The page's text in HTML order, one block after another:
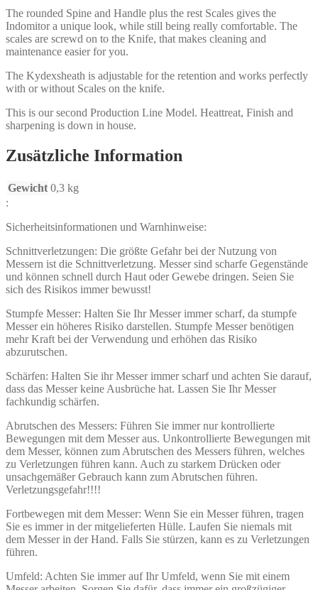
The rounded Spine and Handle plus the rest Scales gives the
Indomitor a unique look, while still being really comfortable. The
scales are screwd on to the Knife, that makes cleaning and
maintenance easier for you.
The Kydexsheath is adjustable for the retention and works perfectly
with or without Scales on the knife.
This is our second Production Line Model. Heattreat, Finish and
sharpening is down in house.
Zusätzliche Information
Gewicht 0,3 kg
:
Sicherheitsinformationen und Warnhinweise:
Schnittverletzungen: Die größte Gefahr bei der Nutzung von
Messern ist die Schnittverletzung. Messer sind scharfe Gegenstände
und können schnell durch Haut oder Gewebe dringen. Seien Sie
sich des Risikos immer bewusst!
Stumpfe Messer: Halten Sie Ihr Messer immer scharf, da stumpfe
Messer ein höheres Risiko darstellen. Stumpfe Messer benötigen
mehr Kraft bei der Verwendung und erhöhen das Risiko
abzurutschen.
Schärfen: Halten Sie ihr Messer immer scharf und achten Sie darauf,
dass das Messer keine Ausbrüche hat. Lassen Sie Ihr Messer
fachkundig schärfen.
Abrutschen des Messers: Führen Sie immer nur kontrollierte
Bewegungen mit dem Messer aus. Unkontrollierte Bewegungen mit
dem Messer, können zum Abrutschen des Messers führen, welches
zu Verletzungen führen kann. Auch zu starkem Drücken oder
unsachgemäßer Gebrauch kann zum Abrutschen führen.
Verletzungsgefahr!!!!
Fortbewegen mit dem Messer: Wenn Sie ein Messer führen, tragen
Sie es immer in der mitgelieferten Hülle. Laufen Sie niemals mit
dem Messer in der Hand. Falls Sie stürzen, kann es zu Verletzungen
führen.
Umfeld: Achten Sie immer auf Ihr Umfeld, wenn Sie mit einem